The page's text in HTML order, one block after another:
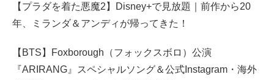
【プラダを着た悪魔2】Disney+で見放題｜前作から20
年、ミランダ＆アンディが帰ってきた！
【BTS】Foxborough（フォックスボロ）公演
『ARIRANG』スペシャルソング＆公式Instagram・海外